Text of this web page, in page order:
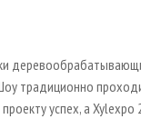
традиционно
успех, а